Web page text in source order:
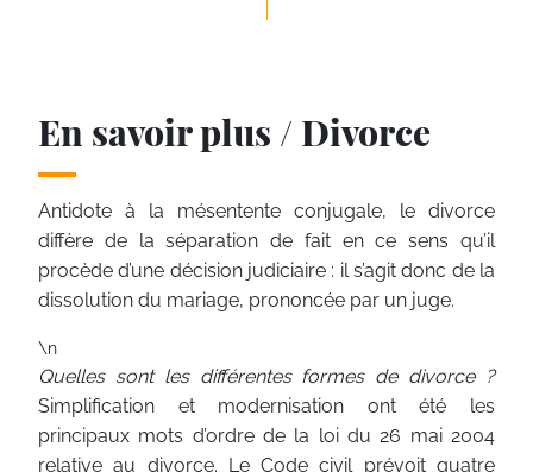
En savoir plus / Divorce
Antidote à la mésentente conjugale, le divorce
diffère de la séparation de fait en ce sens qu’il
procède d’une décision judiciaire : il s’agit donc de la
dissolution du mariage, prononcée par un juge.
\n
Quelles sont les différentes formes de divorce ?
Simplification et modernisation ont été les
principaux mots d’ordre de la loi du 26 mai 2004
relative au divorce. Le Code civil prévoit quatre